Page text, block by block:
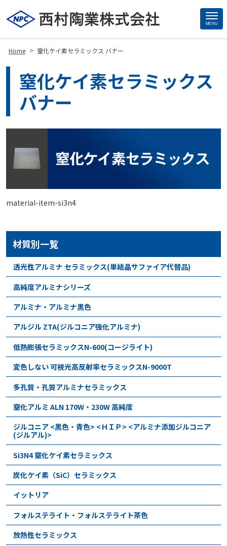
MENU
Home > 窒化ケイ素セラミックス バナー
窒化ケイ素セラミックス
バナー
material-item-si3n4
材質別一覧
透光性アルミナ セラミックス(単結晶サファイア代替品)
高純度アルミナシリーズ
アルミナ・アルミナ黒色
アルジル ZTA(ジルコニア強化アルミナ)
低熱膨張セラミックスN-600(コージライト)
変色しない 可視光高反射率セラミックスN-9000T
多孔質・孔質アルミナセラミックス
窒化アルミ ALN 170W・230W 高純度
ジルコニア <黒色・青色> <ＨＩＰ> <アルミナ添加ジルコニア
(ジルアル)>
Si3N4 窒化ケイ素セラミックス
炭化ケイ素（SiC）セラミックス
イットリア
フォルステライト・フォルステライト茶色
放熱性セラミックス
Site
Footer